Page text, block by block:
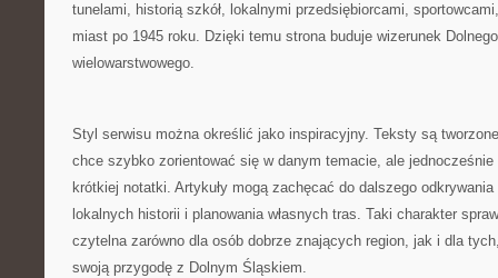
tunelami, historią szkół, lokalnymi przedsiębiorcami,
miast po 1945 roku. Dzięki temu strona buduje wizerunek
wielowarstwowego.
Styl serwisu można określić jako inspiracyjny. Teksty są
chce szybko zorientować się w danym temacie, ale
krótkiej notatki. Artykuły mogą zachęcać do dalszego
lokalnych historii i planowania własnych tras. Taki charakter
czytelna zarówno dla osób dobrze znających region, jak i dla
swoją przygodę z Dolnym Śląskiem.